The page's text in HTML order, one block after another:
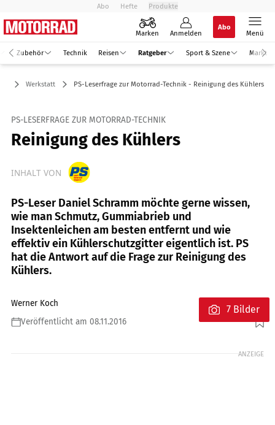
Abo Hefte Produkte
Marken Anmelden
Abo
Menü
Zubehör Technik Reisen Ratgeber Sport & Szene Markt
Werkstatt PS-Leserfrage zur Motorrad-Technik - Reinigung des Kühlers
PS-LESERFRAGE ZUR MOTORRAD-TECHNIK
Reinigung des Kühlers
INHALT VON
PS-Leser Daniel Schramm möchte gerne wissen,
wie man Schmutz, Gummiabrieb und
Insektenleichen am besten entfernt und wie
effektiv ein Kühlerschutzgitter eigentlich ist. PS
hat die Antwort auf die Frage zur Reinigung des
Kühlers.
Werner Koch
Veröffentlicht am 08.11.2016
Foto: www.factstudio.de, Joachim Schahl
7 Bilder
ANZEIGE